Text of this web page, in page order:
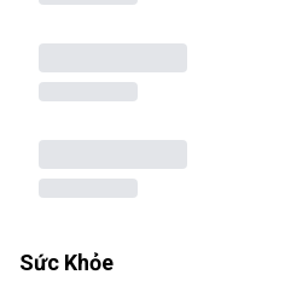
Sức Khỏe